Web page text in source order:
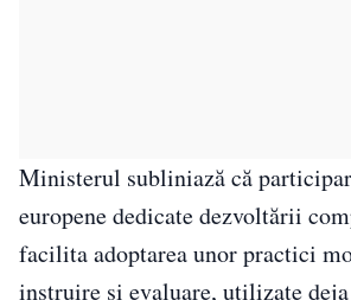
Ministerul subliniază că
europene dedicate dezvoltării
facilita adoptarea unor practici
instruire și evaluare, utilizate